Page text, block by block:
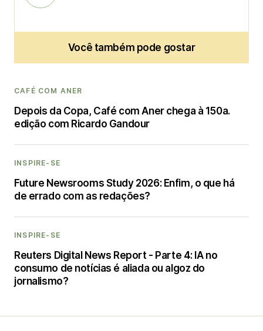
Você também pode gostar
CAFÉ COM ANER
Depois da Copa, Café com Aner chega à 150a.
edição com Ricardo Gandour
INSPIRE-SE
Future Newsrooms Study 2026: Enfim, o que há
de errado com as redações?
INSPIRE-SE
Reuters Digital News Report - Parte 4: IA no
consumo de notícias é aliada ou algoz do
jornalismo?